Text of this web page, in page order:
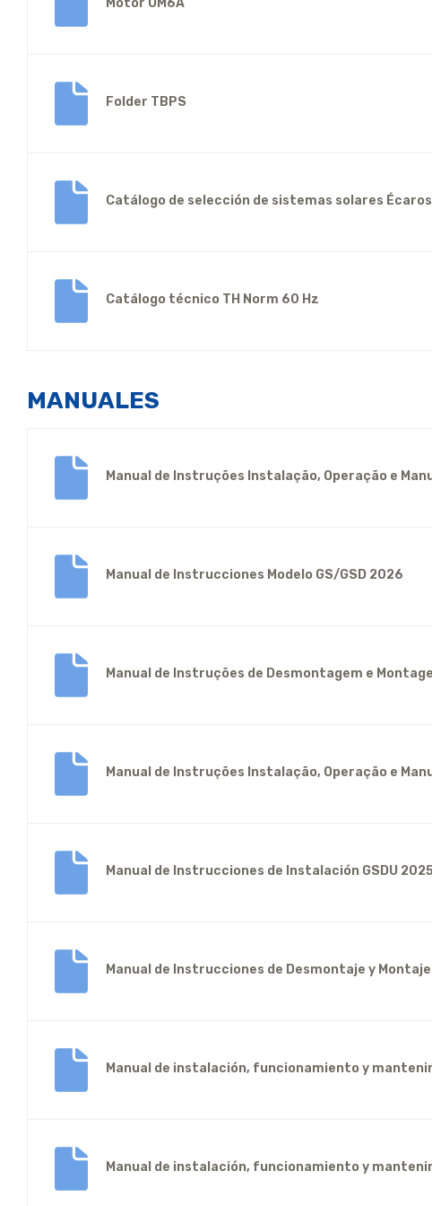
Motor OM6A
Folder TBPS
Catálogo de selección de sistemas solares
Catálogo técnico TH Norm 60 Hz
MANUALES
Manual de Instruções Instalação, Operação e
Manual de Instrucciones Modelo GS/GSD 2026
Manual de Instruções de Desmontagem e
Manual de Instruções Instalação, Operação e
Manual de Instrucciones de Instalación GSDU 2025
Manual de Instrucciones de Desmontaje y Montaje
Manual de instalación, funcionamiento y
Manual de instalación, funcionamiento y